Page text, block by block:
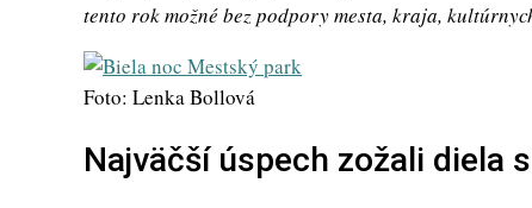
tento rok možné bez podpory mesta, kraja,
Foto: Lenka Bollová
Najväčší úspech zožali diela